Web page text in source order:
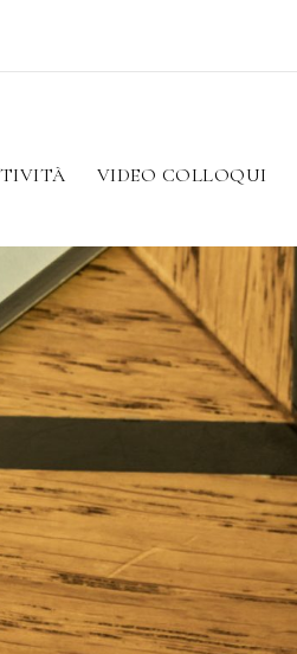
VIDEO COLLOQUI